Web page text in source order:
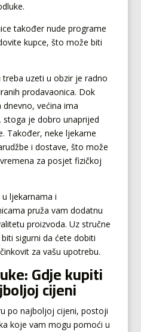
također nude programe
kupce, što može biti
treba uzeti u obzir je radno
prodavaonica. Dok
većina ima
je dobro unaprijed
Također, neke ljekarne
i dostave, što može
za posjet fizičkoj
ljekarnama i
pruža vam dodatnu
proizvoda. Uz stručne
sigurni da ćete dobiti
za vašu upotrebu.
Gdje kupiti
cijeni
po najboljoj cijeni, postoji
koje vam mogu pomoći u